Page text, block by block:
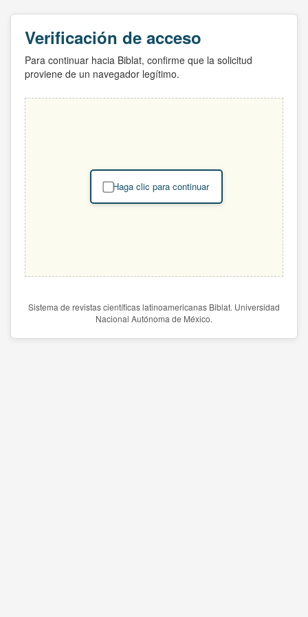
Verificación de acceso
Para continuar hacia Biblat, confirme que la solicitud
proviene de un navegador legítimo.
Haga clic para continuar
Sistema de revistas científicas latinoamericanas Biblat. Universidad
Nacional Autónoma de México.